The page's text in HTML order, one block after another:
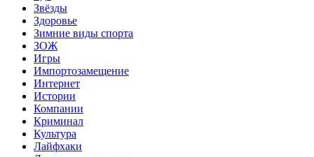
Звёзды
Здоровье
Зимние виды спорта
ЗОЖ
Игры
Импортозамещение
Интернет
Истории
Компании
Криминал
Культура
Лайфхаки